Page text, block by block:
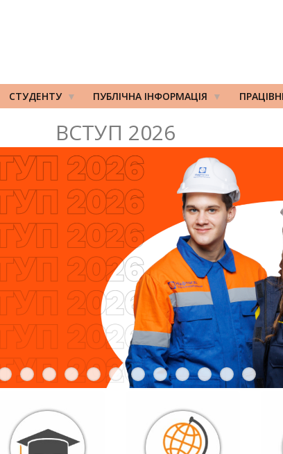
СТУДЕНТУ ПУБЛІЧНА ІНФОРМАЦІЯ
ВСТУП 2026